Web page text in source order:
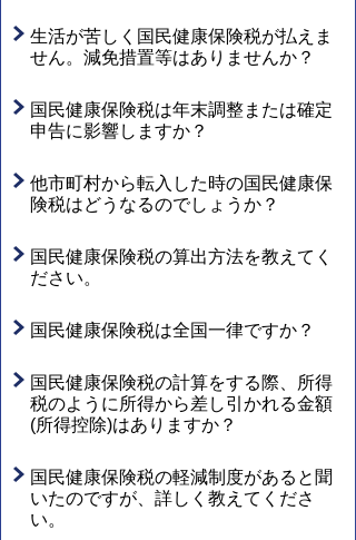
生活が苦しく国民健康保険税が払えま
せん。減免措置等はありませんか？
国民健康保険税は年末調整または確定
申告に影響しますか？
他市町村から転入した時の国民健康保
険税はどうなるのでしょうか？
国民健康保険税の算出方法を教えてく
ださい。
国民健康保険税は全国一律ですか？
国民健康保険税の計算をする際、所得
税のように所得から差し引かれる金額
(所得控除)はありますか？
国民健康保険税の軽減制度があると聞
いたのですが、詳しく教えてくださ
い。